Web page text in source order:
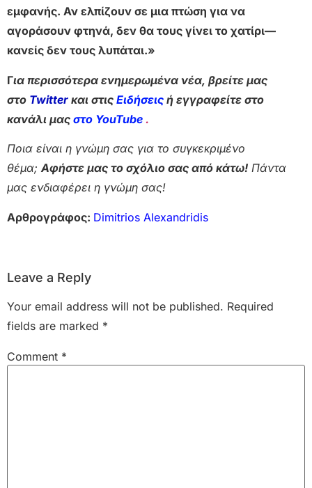
εμφανής. Αν ελπίζουν σε μια πτώση για να
αγοράσουν φτηνά, δεν θα τους γίνει το χατίρι—
κανείς δεν τους λυπάται.»
Για περισσότερα ενημερωμένα νέα, βρείτε μας
στο Twitter και στις Ειδήσεις ή εγγραφείτε στο
κανάλι μας στο YouTube .
Ποια είναι η γνώμη σας για το συγκεκριμένο
θέμα;Αφήστε μας το σχόλιο σας από κάτω! Πάντα
μας ενδιαφέρει η γνώμη σας!
Αρθρογράφος: Dimitrios Alexandridis
Leave a Reply
Your email address will not be published. Required
fields are marked *
Comment *